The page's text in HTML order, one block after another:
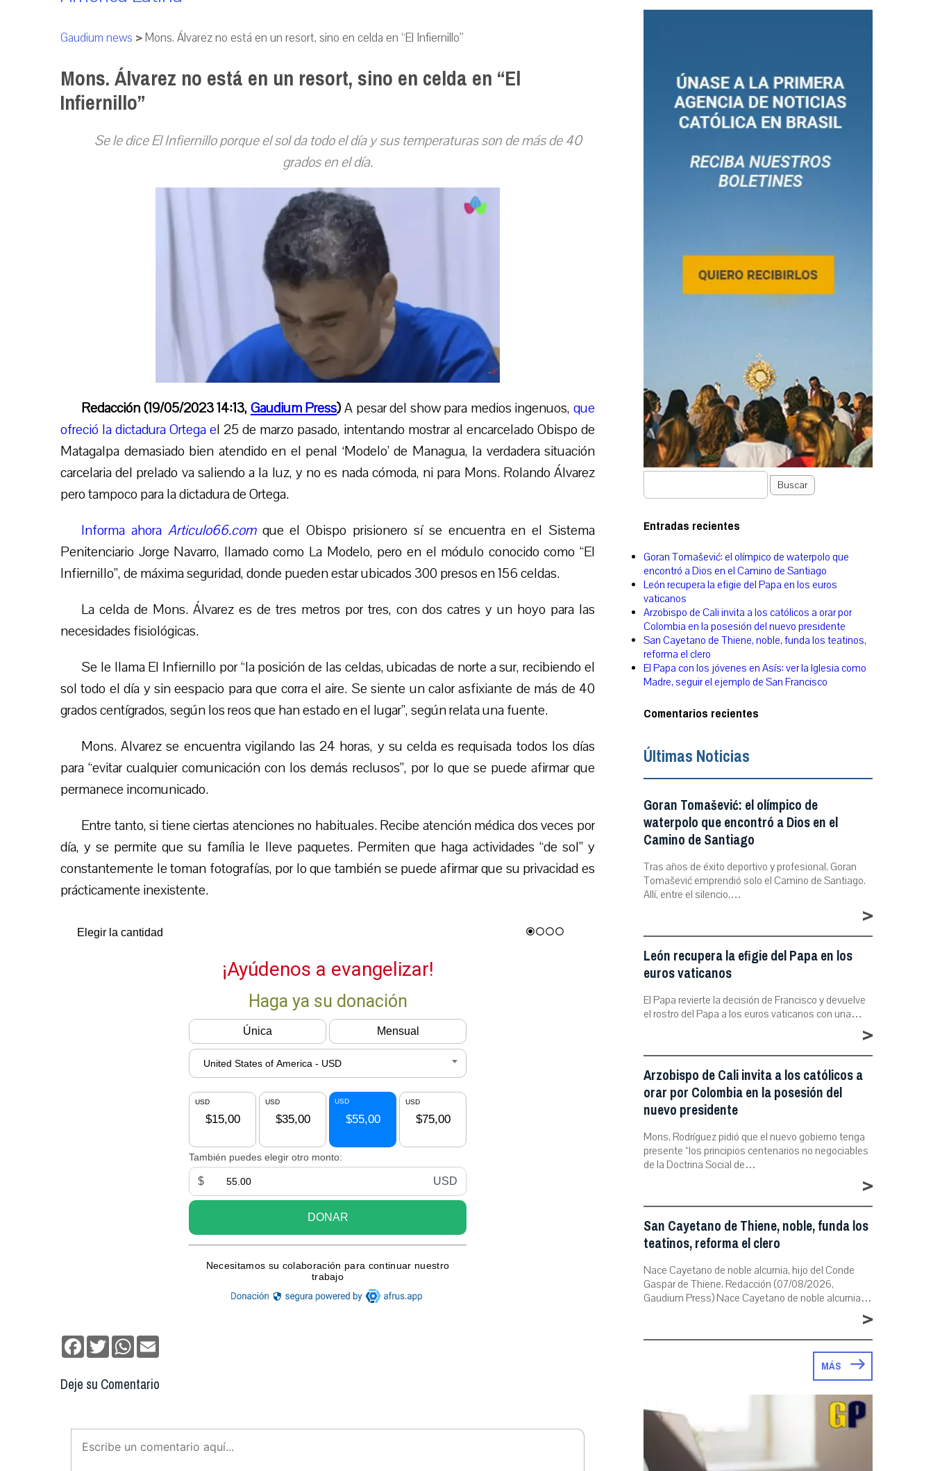
Gaudium news >Mons. Álvarez no está en un resort, sino en celda en “El Infiernillo”
Mons. Álvarez no está en un resort, sino en celda en “El
Infiernillo”
Se le dice El Infiernillo porque el sol da todo el día y sus temperaturas son de más de 40
grados en el día.
Redacción (19/05/2023 14:13, Gaudium Press)Apesar del show para medios ingenuos,que
ofreció la dictadura Ortega el 25 de marzo pasado, intentando mostrar al encarcelado Obispo de
Matagalpa demasiado bien atendido en el penal ‘Modelo’ de Managua, la verdadera situación
carcelaria del prelado va saliendo a la luz, y no es nada cómoda, ni para Mons. Rolando Álvarez
pero tampoco para la dictadura de Ortega.
Informa ahora Articulo66.comque el Obispo prisionero sí se encuentra en el Sistema
Penitenciario Jorge Navarro, llamado como La Modelo, pero en el módulo conocido como “El
Infiernillo”, de máxima seguridad, donde pueden estar ubicados 300 presos en 156 celdas.
La celda de Mons. Álvarez es de tres metros por tres, con dos catres y un hoyo para las
necesidades fisiológicas.
Se le llama El Infiernillo por “la posición de las celdas, ubicadas de norte a sur, recibiendo el
sol todo el día y sin eespacio para que corra el aire. Se siente un calor asfixiante de más de 40
grados centígrados, según los reos que han estado en el lugar”, según relata una fuente.
Mons. Alvarez se encuentra vigilando las 24 horas, y su celda es requisada todos los días
para “evitar cualquier comunicación con los demás reclusos”, por lo que se puede afirmar que
permanece incomunicado.
Entre tanto, si tiene ciertas atenciones no habituales. Recibe atención médica dos veces por
día, y se permite que su família le lleve paquetes. Permiten que haga actividades “de sol” y
constantemente le toman fotografías, por lo que también se puede afirmar que su privacidad es
prácticamente inexistente.
Facebook
TwitterWhatsApp
Deje su Comentario
Buscar
Entradas recientes
Goran Tomašević: el olímpico de waterpolo que
encontró a Dios en el Camino de Santiago
León recupera la efigie del Papa en los euros
vaticanos
Arzobispo de Cali invita a los católicos a orar por
Colombia en la posesión del nuevo presidente
San Cayetano de Thiene, noble, funda los teatinos,
reforma el clero
El Papa con los jóvenes en Asís: ver la Iglesia como
Madre, seguir el ejemplo de San Francisco
Comentarios recientes
Últimas Noticias
Goran Tomašević: el olímpico de
waterpolo que encontró a Dios en el
Camino de Santiago
Tras años de éxito deportivo y profesional, Goran
Tomašević emprendió solo el Camino de Santiago.
Allí, entre el silencio,…
>
León recupera la efigie del Papa en los
euros vaticanos
El Papa revierte la decisión de Francisco y devuelve
el rostro del Papa a los euros vaticanos con una…
>
Arzobispo de Cali invita a los católicos a
orar por Colombia en la posesión del
nuevo presidente
Mons. Rodríguez pidió que el nuevo gobierno tenga
presente “los principios centenarios no negociables
de la Doctrina Social de…
>
San Cayetano de Thiene, noble, funda los
teatinos, reforma el clero
Nace Cayetano de noble alcurnia, hijo del Conde
Gaspar de Thiene. Redacción (07/08/2026,
Gaudium Press) Nace Cayetano de noble alcurnia…
>
MÁS